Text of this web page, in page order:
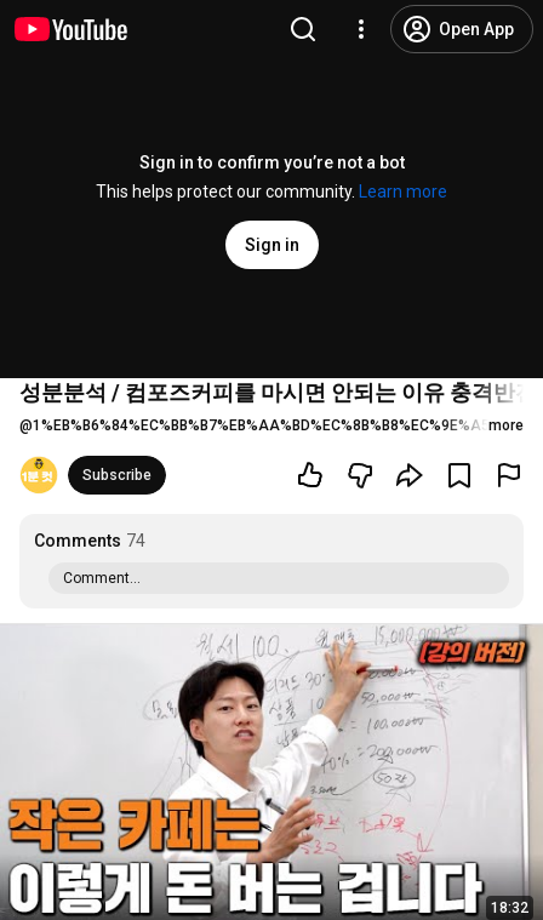
Open App
Sign in to confirm you’re not a bot
This helps protect our community.
Learn more
Sign in
성분분석 / 컴포즈커피를 마시면 안되는 이유 충격반
@1%EB%B6%84%EC%BB%B7%EB%AA%BD%EC%8B%B8%EC%9E%A5 1K
more
Subscribe
Comments 74
Comment...
18:32